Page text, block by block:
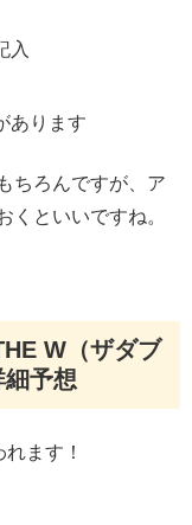
入
あります
ちろんですが、ア
くといいですね。
W（ザダブ
細予想
ます！